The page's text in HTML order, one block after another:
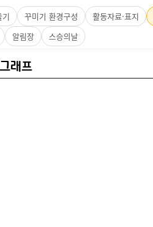
기 꾸미기 환경구성 활동자료·표지
알림장 스승의날
래프